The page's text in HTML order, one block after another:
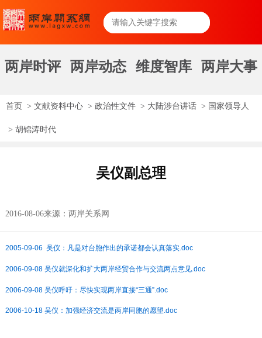
两岸时评 两岸动态 维度智库 两岸大事
首页 > 文献资料中心 > 政治性文件 > 大陆涉台讲话 > 国家领导人
> 胡锦涛时代
吴仪副总理
2016-08-06来源：两岸关系网
2005-09-06 吴仪：凡是对台胞作出的承诺都会认真落实.doc
2006-09-08 吴仪就深化和扩大两岸经贸合作与交流两点意见.doc
2006-09-08 吴仪呼吁：尽快实现两岸直接“三通”.doc
2006-10-18 吴仪：加强经济交流是两岸同胞的愿望.doc